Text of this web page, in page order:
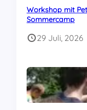
Workshop mit
Sommercamp
29 Juli, 2026